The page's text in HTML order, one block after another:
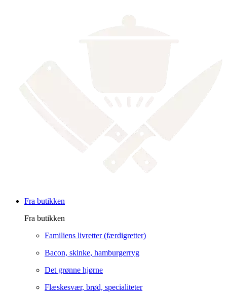
Fra butikken
Fra butikken
Familiens livretter (færdigretter)
Bacon, skinke, hamburgerryg
Det grønne hjørne
Flæskesvær, brød, specialiteter